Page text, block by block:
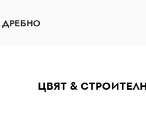
ДРЕБНО
ЦВЯТ &